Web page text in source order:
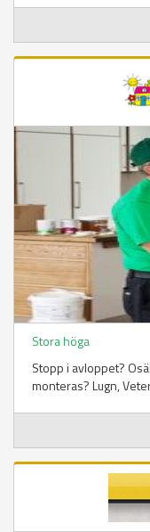
Stora höga
Stopp i avloppet?
monteras? Lugn,